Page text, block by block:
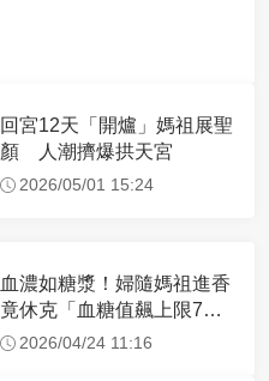
回宮12天「開爐」媽祖展聖
顏 人潮擠爆拱天宮
2026/05/01 15:24
血濃如糖漿！婦隨媽祖進香
竟休克「血糖值飆上限7
倍」 醫曝原因
2026/04/24 11:16